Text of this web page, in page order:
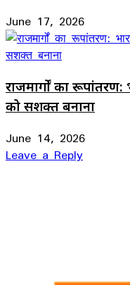
June 17, 2026
राजमार्गों का रूपांतरण:
को सशक्त बनाना
June 14, 2026
Leave a Reply